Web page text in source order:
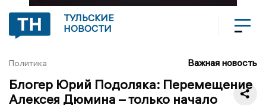
ТУЛЬСКИЕ
НОВОСТИ
Политика Важная новость
Блогер Юрий Подоляка: Перемещение
Алексея Дюмина – только начало